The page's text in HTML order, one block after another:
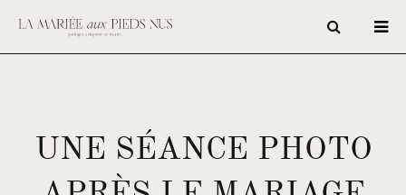
UNE SÉANCE PHOTO